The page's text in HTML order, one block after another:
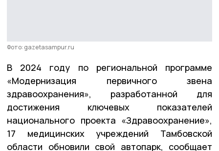
Фото: gazetasampur.ru
В 2024 году по региональной программе
«Модернизация первичного звена
здравоохранения», разработанной для
достижения ключевых показателей
национального проекта «Здравоохранение»,
17 медицинских учреждений Тамбовской
области обновили свой автопарк, сообщает